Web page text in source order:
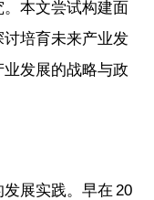
本文尝试构建面
培育未来产业发
发展的战略与政
展实践。早在 20